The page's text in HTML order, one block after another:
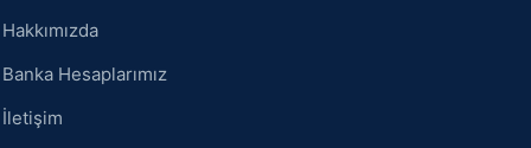
Hakkımızda
Banka Hesaplarımız
İletişim